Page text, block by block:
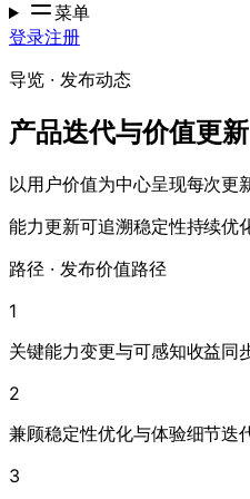
菜单
登录注册
导览 · 发布动态
产品迭代与价值更新
以用户价值为中心呈现每次更
能力更新可追溯稳定性持续优
路径 · 发布价值路径
1
关键能力变更与可感知收益同
2
兼顾稳定性优化与体验细节迭
3